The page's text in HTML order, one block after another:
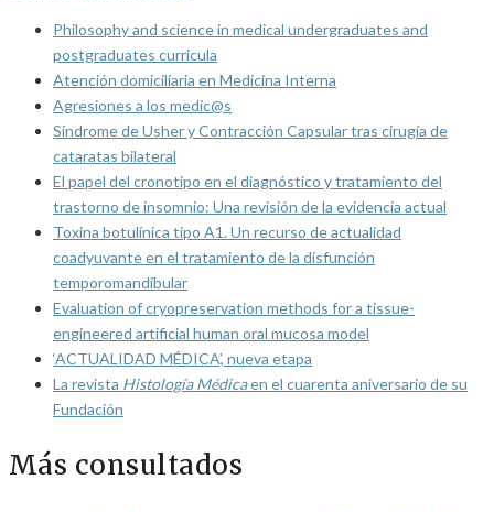
Philosophy and science in medical undergraduates and
postgraduates curricula
Atención domiciliaria en Medicina Interna
Agresiones a los medic@s
Síndrome de Usher y Contracción Capsular tras cirugía de
cataratas bilateral
El papel del cronotipo en el diagnóstico y tratamiento del
trastorno de insomnio: Una revisión de la evidencia actual
Toxina botulínica tipo A1. Un recurso de actualidad
coadyuvante en el tratamiento de la disfunción
temporomandibular
Evaluation of cryopreservation methods for a tissue-
engineered artificial human oral mucosa model
‘ACTUALIDAD MÉDICA’, nueva etapa
La revista Histología Médicaen el cuarenta aniversario de su
Fundación
Más consultados